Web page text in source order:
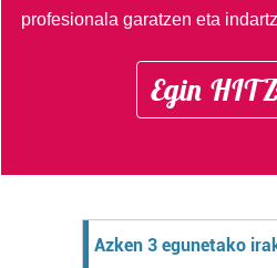
profesionala garatzen eta
Egin
Azken 3 egunetako